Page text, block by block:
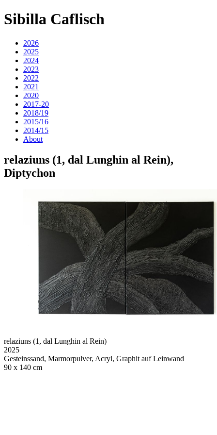
Sibilla Caflisch
2026
2025
2024
2023
2022
2021
2020
2017-20
2018/19
2015/16
2014/15
About
relaziuns (1, dal Lunghin al Rein),
Diptychon
relaziuns (1, dal Lunghin al Rein)
2025
Gesteinssand, Marmorpulver, Acryl, Graphit auf Leinwand
90 x 140 cm